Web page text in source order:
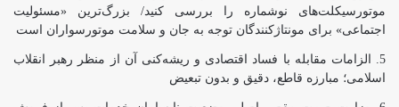
موتورسیکلت‌های نوشماره را بررسی کنید/ بزرگ‌ترین «مسئولیت
اجتماعی» برای مونتاژکنندگان توجه به جان و سلامت موتورسواران است
الزامات مقابله با فساد اقتصادی و ریشه‌کنی آن از منظر رهبر انقلاب
اسلامی؛ مبارزه قاطع، دقیق و بدون تبعیض